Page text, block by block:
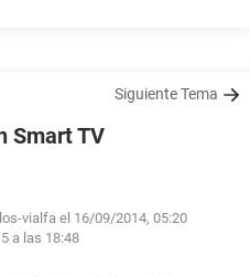
Siguiente Tema
Smart TV
vialfa el 16/09/2014, 05:20
a las 18:48